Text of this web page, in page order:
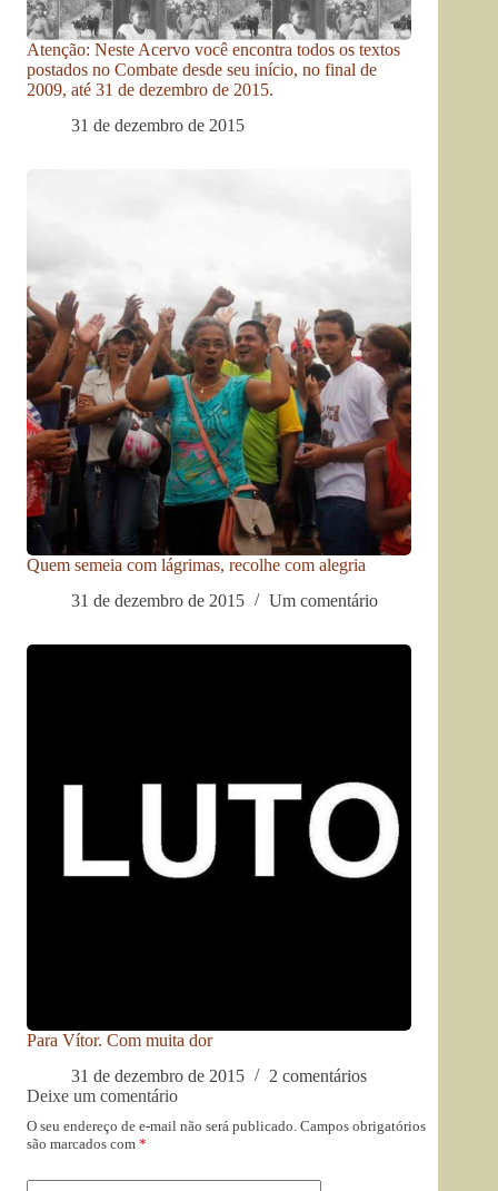
Atenção: Neste Acervo você encontra todos os textos
postados no Combate desde seu início, no final de
2009, até 31 de dezembro de 2015.
31 de dezembro de 2015
Quem semeia com lágrimas, recolhe com alegria
31 de dezembro de 2015
Um comentário
Para Vítor. Com muita dor
31 de dezembro de 2015
2 comentários
Deixe um comentário
O seu endereço de e-mail não será publicado. Campos obrigatórios
são marcados com *